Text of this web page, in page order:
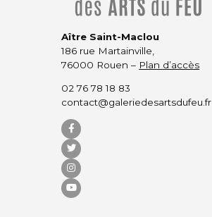
Aître Saint-Maclou
186 rue Martainville,
76000 Rouen – Plan d’accès
02 76 78 18 83
contact@galeriedesartsdufeu.fr